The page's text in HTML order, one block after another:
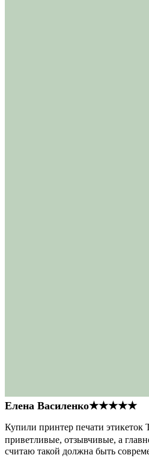
Елена Василенко★★★★★
Купили принтер печати этикеток
приветливые, отзывчивые, а
считаю такой должна быть